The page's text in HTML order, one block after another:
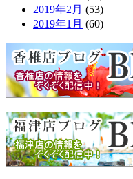
2019年2月 (53)
2019年1月 (60)